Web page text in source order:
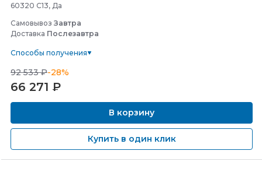
60320 C13, Да
Самовывоз Завтра
Доставка Послезавтра
Способы получения
92 533 ₽-28%
66 271 ₽
В корзину
Купить в один клик